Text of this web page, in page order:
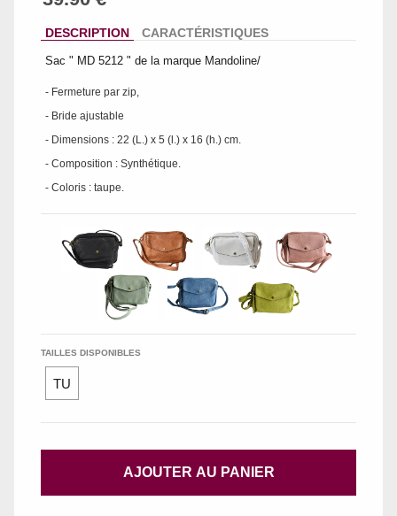
DESCRIPTION CARACTÉRISTIQUES
Sac " MD 5212 " de la marque Mandoline/
- Fermeture par zip,
- Bride ajustable
- Dimensions : 22 (L.) x 5 (l.) x 16 (h.) cm.
- Composition : Synthétique.
- Coloris : taupe.
TAILLES DISPONIBLES
TU
AJOUTER AU PANIER